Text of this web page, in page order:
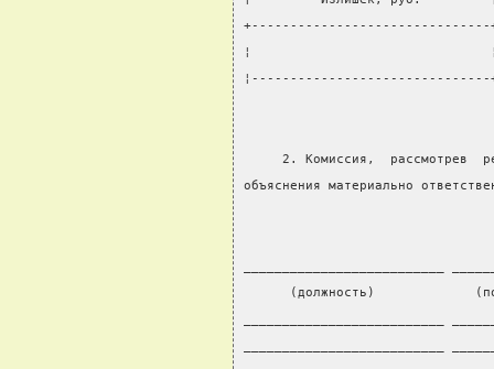
¦
2. Комиссия,  рассмотрев
объяснения материально
(должность)